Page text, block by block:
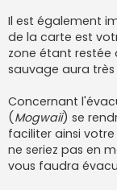
Il est également
de la carte est
zone étant restée
sauvage aura
Concernant
(Mogwaii) se
faciliter ainsi
ne seriez pas en
vous faudra